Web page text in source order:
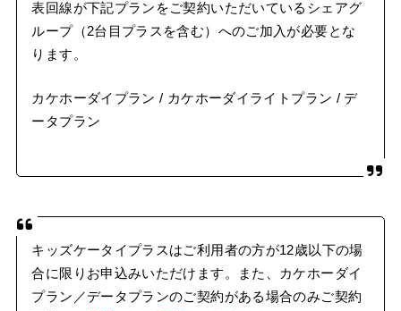
表回線が下記プランをご契約いただいているシェアグ
ループ（2台目プラスを含む）へのご加入が必要とな
ります。
カケホーダイプラン / カケホーダイライトプラン / デ
ータプラン
キッズケータイプラスはご利用者の方が12歳以下の場
合に限りお申込みいただけます。また、カケホーダイ
プラン／データプランのご契約がある場合のみご契約